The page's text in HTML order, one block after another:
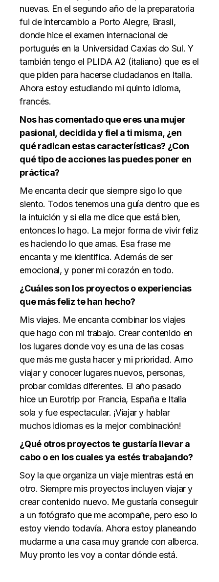
nuevas. En el segundo año de la preparatoria
fui de intercambio a Porto Alegre, Brasil,
donde hice el examen internacional de
portugués en la Universidad Caxias do Sul. Y
también tengo el PLIDA A2 (italiano) que es el
que piden para hacerse ciudadanos en Italia.
Ahora estoy estudiando mi quinto idioma,
francés.
Nos has comentado que eres una mujer
pasional, decidida y fiel a ti misma, ¿en
qué radican estas características? ¿Con
qué tipo de acciones las puedes poner en
práctica?
Me encanta decir que siempre sigo lo que
siento. Todos tenemos una guía dentro que es
la intuición y si ella me dice que está bien,
entonces lo hago. La mejor forma de vivir feliz
es haciendo lo que amas. Esa frase me
encanta y me identifica. Además de ser
emocional, y poner mi corazón en todo.
¿Cuáles son los proyectos o experiencias
que más feliz te han hecho?
Mis viajes. Me encanta combinar los viajes
que hago con mi trabajo. Crear contenido en
los lugares donde voy es una de las cosas
que más me gusta hacer y mi prioridad. Amo
viajar y conocer lugares nuevos, personas,
probar comidas diferentes. El año pasado
hice un Eurotrip por Francia, España e Italia
sola y fue espectacular. ¡Viajar y hablar
muchos idiomas es la mejor combinación!
¿Qué otros proyectos te gustaría llevar a
cabo o en los cuales ya estés trabajando?
Soy la que organiza un viaje mientras está en
otro. Siempre mis proyectos incluyen viajar y
crear contenido nuevo. Me gustaría conseguir
a un fotógrafo que me acompañe, pero eso lo
estoy viendo todavía. Ahora estoy planeando
mudarme a una casa muy grande con alberca.
Muy pronto les voy a contar dónde está.